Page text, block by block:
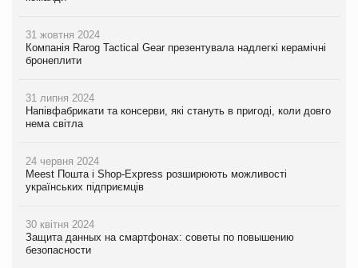
31 жовтня 2024
Компанія Rarog Tactical Gear презентувала надлегкі керамічні
бронеплити
31 липня 2024
Напівфабрикати та консерви, які стануть в пригоді, коли довго
нема світла
24 червня 2024
Meest Пошта і Shop-Express розширюють можливості
українських підприємців
30 квітня 2024
Защита данных на смартфонах: советы по повышению
безопасности